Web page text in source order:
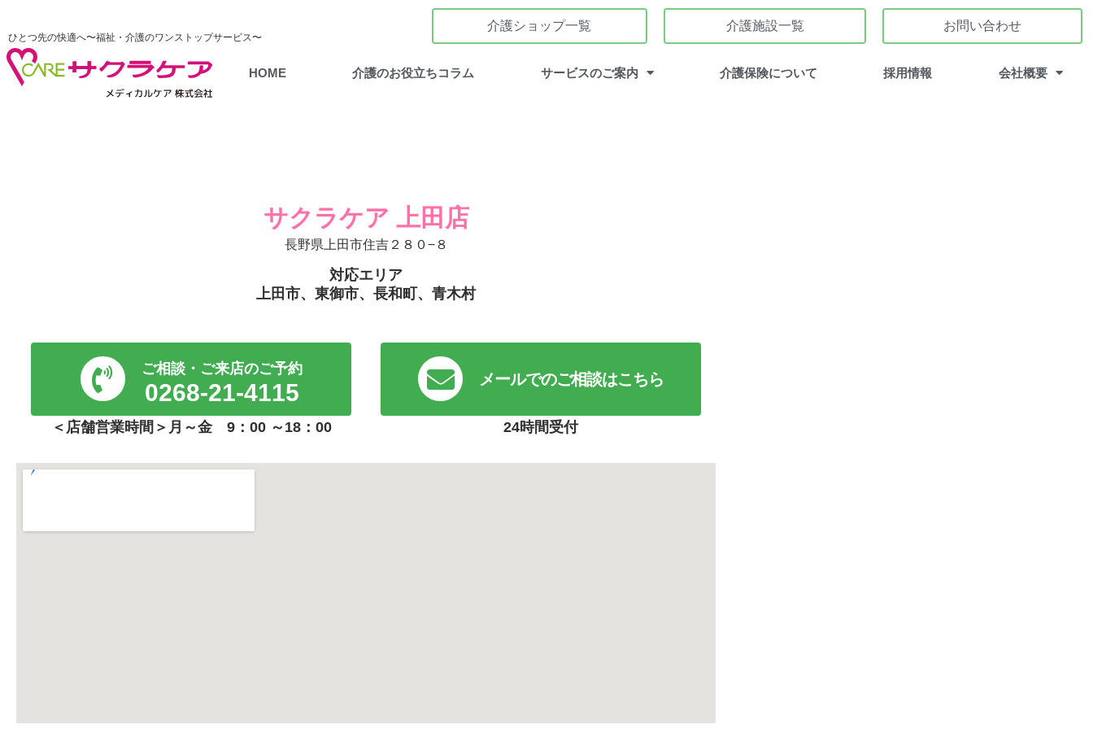
ひとつ先の快適へ〜福祉・介護のワンストップサービス〜
介護ショップ一覧 介護施設一覧 お問い合わせ
HOME 介護のお役立ちコラム サービスのご案内 介護保険について 採用情報 会社概要
サクラケア 上田店
長野県上田市住吉２８０−８
対応エリア
上田市、東御市、長和町、青木村
ご相談・ご来店のご予約
0268-21-4115
＜店舗営業時間＞月～金 9：00 ～18：00
メールでのご相談はこちら
24時間受付